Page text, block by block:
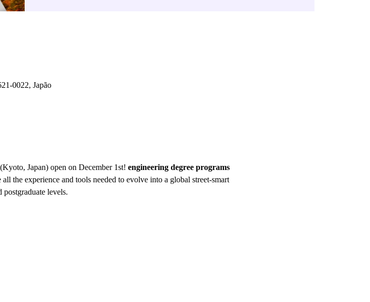
0022, Japão
Japan) open on December 1st! engineering degree programs
the experience and tools needed to evolve into a global street-smart
levels.